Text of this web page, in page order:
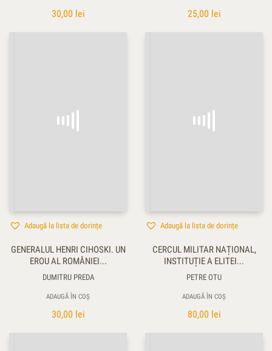
30,00 lei 25,00 lei
Adaugă la lista de dorințe
GENERALUL HENRI CIHOSKI. UN
EROU AL ROMÂNIEI...
DUMITRU PREDA
ADAUGĂ ÎN COȘ
30,00 lei
Adaugă la lista de dorințe
CERCUL MILITAR NAȚIONAL,
INSTITUȚIE A ELITEI...
PETRE OTU
ADAUGĂ ÎN COȘ
80,00 lei